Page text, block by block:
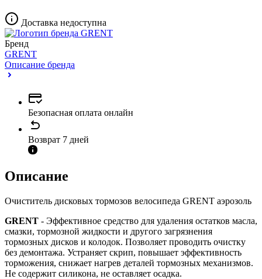
Доставка недоступна
Бренд
GRENT
Описание бренда
Безопасная оплата онлайн
Возврат 7 дней
Описание
Очиститель дисковых тормозов велосипеда GRENT аэрозоль
GRENT - Эффективное средство для удаления остатков масла,
смазки, тормозной жидкости и другого загрязнения
тормозных дисков и колодок. Позволяет проводить очистку
без демонтажа. Устраняет скрип, повышает эффективность
торможения, снижает нагрев деталей тормозных механизмов.
Не содержит силикона, не оставляет осадка.